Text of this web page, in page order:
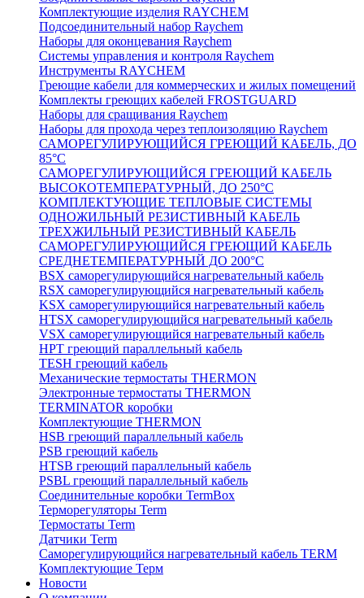
Комплектующие изделия RAYCHEM
Подсоединительный набор Raychem
Наборы для оконцевания Raychem
Системы управления и контроля Raychem
Инструменты RAYCHEM
Греющие кабели для коммерческих и жилых помещений
Комплекты греющих кабелей FROSTGUARD
Наборы для сращивания Raychem
Наборы для прохода через теплоизоляцию Raychem
САМОРЕГУЛИРУЮЩИЙСЯ ГРЕЮЩИЙ КАБЕЛЬ, ДО
85°С
САМОРЕГУЛИРУЮЩИЙСЯ ГРЕЮЩИЙ КАБЕЛЬ
ВЫСОКОТЕМПЕРАТУРНЫЙ, ДО 250°С
КОМПЛЕКТУЮЩИЕ ТЕПЛОВЫЕ СИСТЕМЫ
ОДНОЖИЛЬНЫЙ РЕЗИСТИВНЫЙ КАБЕЛЬ
ТРЕХЖИЛЬНЫЙ РЕЗИСТИВНЫЙ КАБЕЛЬ
САМОРЕГУЛИРУЮЩИЙСЯ ГРЕЮЩИЙ КАБЕЛЬ
СРЕДНЕТЕМПЕРАТУРНЫЙ ДО 200°С
BSX саморегулирующийся нагревательный кабель
RSX саморегулирующийся нагревательный кабель
KSX саморегулирующийся нагревательный кабель
HTSX саморегулирующийся нагревательный кабель
VSX саморегулирующийся нагревательный кабель
НРТ греющий параллельный кабель
TESH греющий кабель
Механические термостаты THERMON
Электронные термостаты THERMON
TERMINATOR коробки
Комплектующие THERMON
HSB греющий параллельный кабель
PSB греющий кабель
HTSB греющий параллельный кабель
PSBL греющий параллельный кабель
Соединительные коробки TermBox
Терморегуляторы Term
Термостаты Term
Датчики Term
Саморегулирующийся нагревательный кабель TERM
Комплектующие Терм
Новости